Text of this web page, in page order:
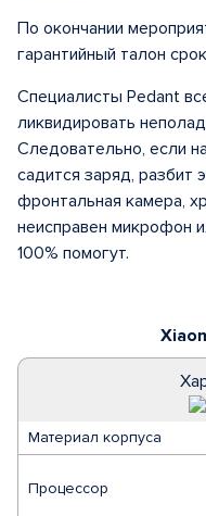
Материал корпуса
Процессор
По окончании
гарантийный талон
Специалисты Pedant
ликвидировать
Следовательно, если
садится заряд, разбит
фронтальная камера,
неисправен микрофон
100% помогут.